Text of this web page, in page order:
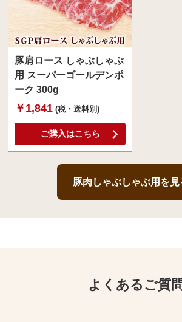
豚肩ロース しゃぶしゃぶ
用 スーパーゴールデンポ
ーク 300g
￥1,841 (税・送料別)
ご購入はこちら
豚肉しゃぶしゃぶ用を
よくあるご質問